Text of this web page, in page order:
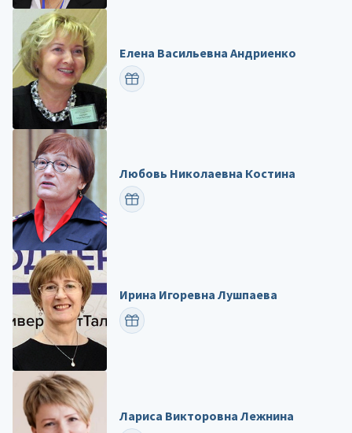
Елена Васильевна Андриенко
ПОЗДРАВИТЬ
Любовь Николаевна Костина
ПОЗДРАВИТЬ
Ирина Игоревна Лушпаева
ПОЗДРАВИТЬ
Лариса Викторовна Лежнина